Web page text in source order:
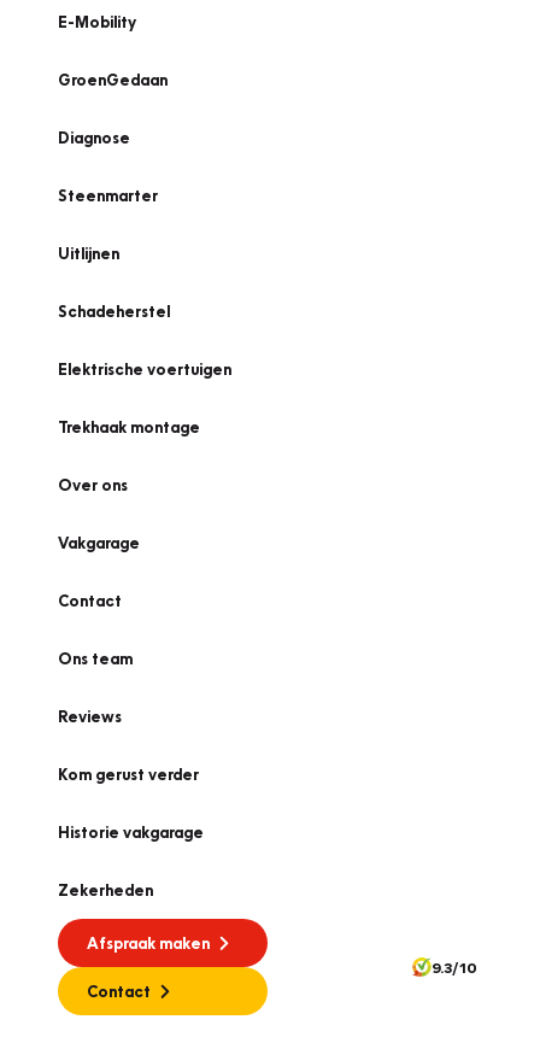
E-Mobility
GroenGedaan
Diagnose
Steenmarter
Uitlijnen
Schadeherstel
Elektrische voertuigen
Trekhaak montage
Over ons
Vakgarage
Contact
Ons team
Reviews
Kom gerust verder
Historie vakgarage
Zekerheden
Afspraak maken
Contact
9.3/10